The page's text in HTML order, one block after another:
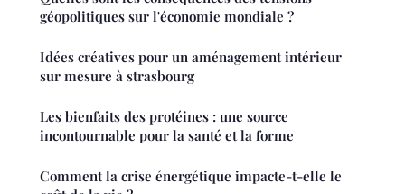
géopolitiques sur l'économie mondiale ?
Idées créatives pour un aménagement intérieur
sur mesure à strasbourg
Les bienfaits des protéines : une source
incontournable pour la santé et la forme
Comment la crise énergétique impacte-t-elle le